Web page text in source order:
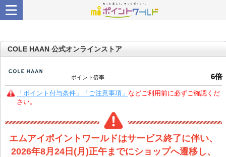
COLE HAAN 公式オンラインストア
ポイント倍率 6倍
「ポイント付与条件」「ご注意事項」 などご利用前に必ずご確認くだ
さい。
エムアイポイントワールドはサービス終了に伴い、
2026年8月24日(月)正午までにショップへ遷移し、